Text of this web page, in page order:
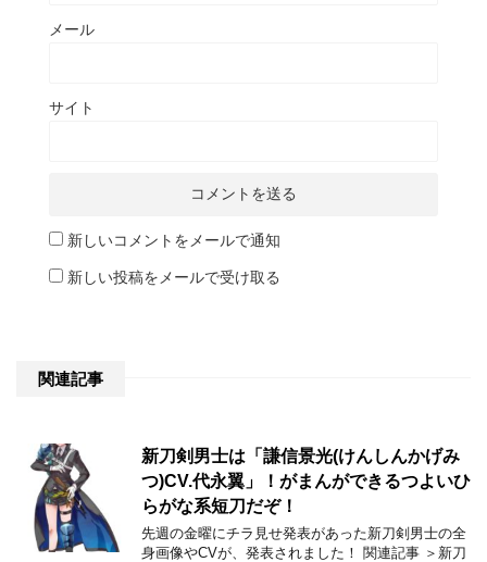
メール
サイト
新しいコメントをメールで通知
新しい投稿をメールで受け取る
関連記事
新刀剣男士は「謙信景光(けんしんかげみ
つ)CV.代永翼」！がまんができるつよいひ
らがな系短刀だぞ！
先週の金曜にチラ見せ発表があった新刀剣男士の全
身画像やCVが、発表されました！ 関連記事 ＞新刀